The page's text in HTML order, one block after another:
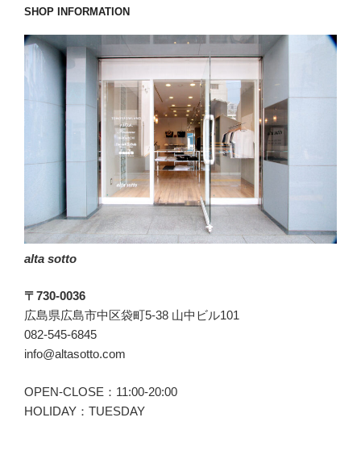
ト
と
に
衝
吸
ま
す。”
の
SHOP INFORMATION
alta sotto
〒730-0036
広島県広島市中区袋町5-38 山中ビル101
082-545-6845
info@altasotto.com
OPEN-CLOSE：11:00-20:00
HOLIDAY：TUESDAY